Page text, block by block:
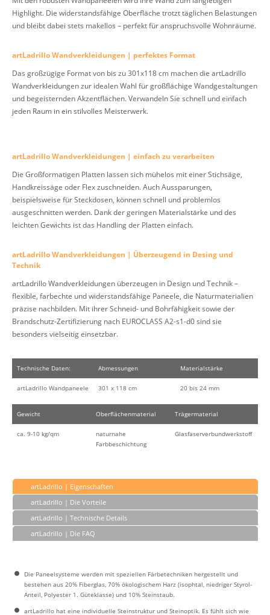
Highlight. Die widerstandsfähige Oberfläche trotzt täglichen Belastungen
und bleibt dabei stets makellos – perfekt für anspruchsvolle Wohnräume.
artLadrillo Wandverkleidungen | perfektes Format
Das großzügige Format von bis zu 301x118 cm machen die artLadrillo
Wandverkleidungen zur idealen Wahl für großflächige Wandgestaltungen
und begeisternden Akzentflächen. Verwandeln Sie schnell und einfach
jeden Raum in ein stilvolles Meisterwerk.
artLadrillo Wandverkleidungen | einfach zu verarbeiten
Die Großformatigen Platten lassen sich mühelos mit einer Stichsäge,
Handkreissäge oder Flex zuschneiden. Auch Aussparungen,
beispielsweise für Steckdosen, können schnell und problemlos
ausgeschnitten werden. Dank der geringen Materialstärke und des
leichten Gewichts ist das Handling der Platten einfach.
artLadrillo Wandverkleidungen | Überzeugend in Desing und
Technik
artLadrillo Wandverkleidungen überzeugen in Design und Technik –
flexible, farbechte und widerstandsfähige Paneele, die Naturmaterialien
präzise nachbilden. Mit ihrer Schneid- und Bohrfähigkeit sowie der
Brandschutz-Zertifizierung nach EUROCLASS A2-s1-d0 sind sie
besonders vielseitig einsetzbar.
Technische Daten: Abmessungen Materialstärke
artLadrillo Wandpaneele 301 x 118 cm 20 bis 24 mm
Gewicht Oberflächenmaterial Trägermaterial
ca. 9-10 kg/qm
naturnahe
Farbbeschichtung
Glasfaserverbundwerkstoff
artLadrillo | Eigenschaften
artLadrillo | Die Vorteile
artLadrillo | Technische Details
artLadrillo | Die FAQ
Die Paneelsysteme werden mit speziellen Färbetechniken hergestellt und
bestehen aus 20% Fiberglas, 70% ökologischem Harz (isophtal, niedriger Styrol-
Anteil, Polyester 1. Güteklasse) und 10% Steinstaub.
artLadrillo hat eine individuelle Steinstruktur und Steinoptik. Es fühlt sich wie